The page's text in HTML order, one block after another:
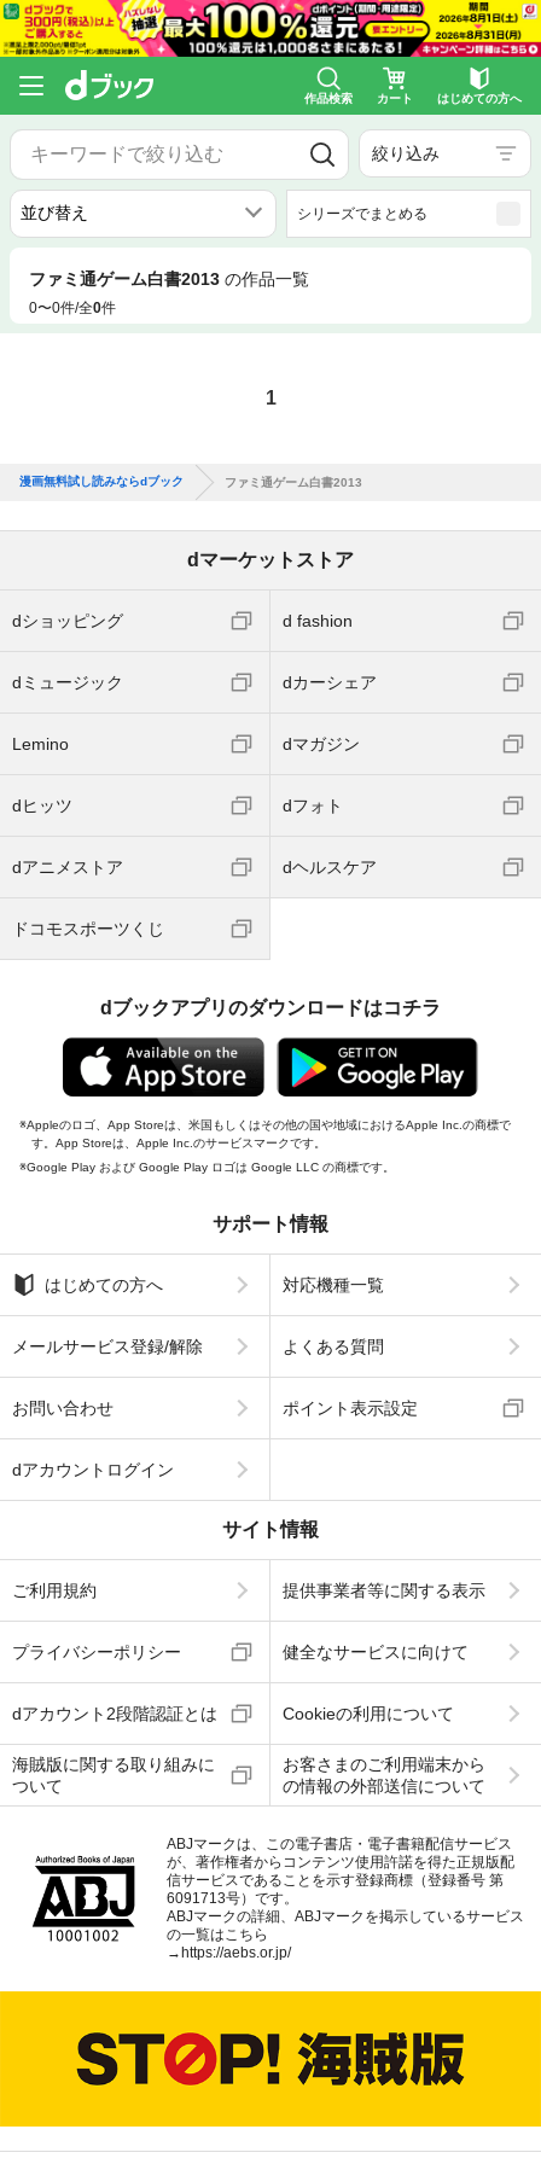
作品検索 カート はじめての方へ
絞り込み
シリーズでまとめる
ファミ通ゲーム白書2013 の作品一覧
0〜0件/全0件
1
漫画無料試し読みならdブック ファミ通ゲーム白書2013
dマーケットストア
dショッピング d fashion
dミュージック dカーシェア
Lemino dマガジン
dヒッツ dフォト
dアニメストア dヘルスケア
ドコモスポーツくじ
dブックアプリのダウンロードはコチラ
Appleのロゴ、App Storeは、米国もしくはその他の国や地域におけるApple Inc.の商標で
す。App Storeは、Apple Inc.のサービスマークです。
Google Play および Google Play ロゴは Google LLC の商標です。
サポート情報
はじめての方へ 対応機種一覧
メールサービス登録/解除 よくある質問
お問い合わせ ポイント表示設定
dアカウントログイン
サイト情報
ご利用規約 提供事業者等に関する表示
プライバシーポリシー 健全なサービスに向けて
dアカウント2段階認証とは Cookieの利用について
海賊版に関する取り組みに
ついて
お客さまのご利用端末から
の情報の外部送信について
ABJマークは、この電子書店・電子書籍配信サービス
が、著作権者からコンテンツ使用許諾を得た正規版配
信サービスであることを示す登録商標（登録番号 第
6091713号）です。
ABJマークの詳細、ABJマークを掲示しているサービス
の一覧はこちら
→https://aebs.or.jp/